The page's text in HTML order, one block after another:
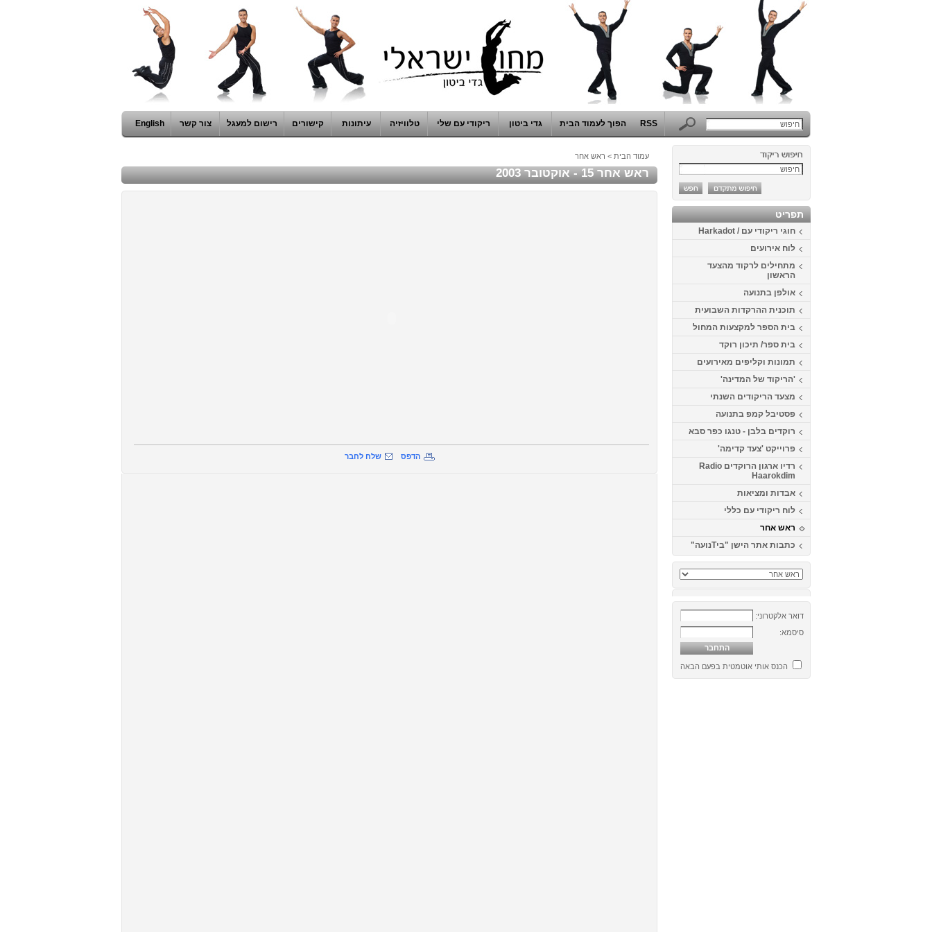
RSS הפוך לעמוד הבית גדי ביטון ריקודי עם שלי טלוויזיה עיתונות קישורים רישום למעגל צור קשר English
תפריט
חוגי ריקודי עם / Harkadot
לוח אירועים
מתחילים לרקוד מהצעד
הראשון
אולפן בתנועה
תוכנית ההרקדות השבועית
בית הספר למקצעות המחול
בית ספר/ תיכון רוקד
תמונות וקליפים מאירועים
'הריקוד של המדינה'
מצעד הריקודים השנתי
פסטיבל קמפ בתנועה
רוקדים בלבן - טנגו כפר סבא
פרוייקט 'צעד קדימה'
רדיו ארגון הרוקדים Radio
Haarokdim
אבדות ומציאות
לוח ריקודי עם כללי
ראש אחר
כתבות אתר הישן "ביTנועה"
דואר אלקטרוני:
סיסמא:
הכנס אותי אוטמטית בפעם הבאה
עמוד הבית > ראש אחר
ראש אחר 15 - אוקטובר 2003
הדפס שלח לחבר